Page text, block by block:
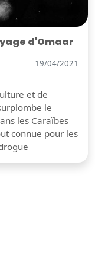
d'Omaar
19/04/2021
et de
le
les Caraïbes
connue pour les